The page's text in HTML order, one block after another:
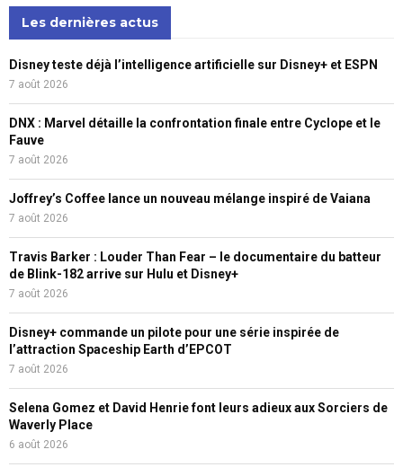
Les dernières actus
Disney teste déjà l’intelligence artificielle sur Disney+ et ESPN
7 août 2026
DNX : Marvel détaille la confrontation finale entre Cyclope et le
Fauve
7 août 2026
Joffrey’s Coffee lance un nouveau mélange inspiré de Vaiana
7 août 2026
Travis Barker : Louder Than Fear – le documentaire du batteur
de Blink-182 arrive sur Hulu et Disney+
7 août 2026
Disney+ commande un pilote pour une série inspirée de
l’attraction Spaceship Earth d’EPCOT
7 août 2026
Selena Gomez et David Henrie font leurs adieux aux Sorciers de
Waverly Place
6 août 2026